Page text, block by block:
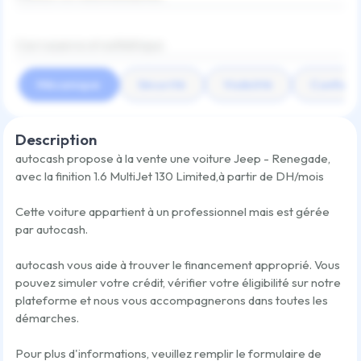
Mécanique
Description
autocash propose à la vente une voiture Jeep - Renegade,
avec la finition 1.6 MultiJet 130 Limited,à partir de DH/mois
Cette voiture appartient à un professionnel mais est gérée
par autocash.
autocash vous aide à trouver le financement approprié. Vous
pouvez simuler votre crédit, vérifier votre éligibilité sur notre
plateforme et nous vous accompagnerons dans toutes les
démarches.
Pour plus d'informations, veuillez remplir le formulaire de